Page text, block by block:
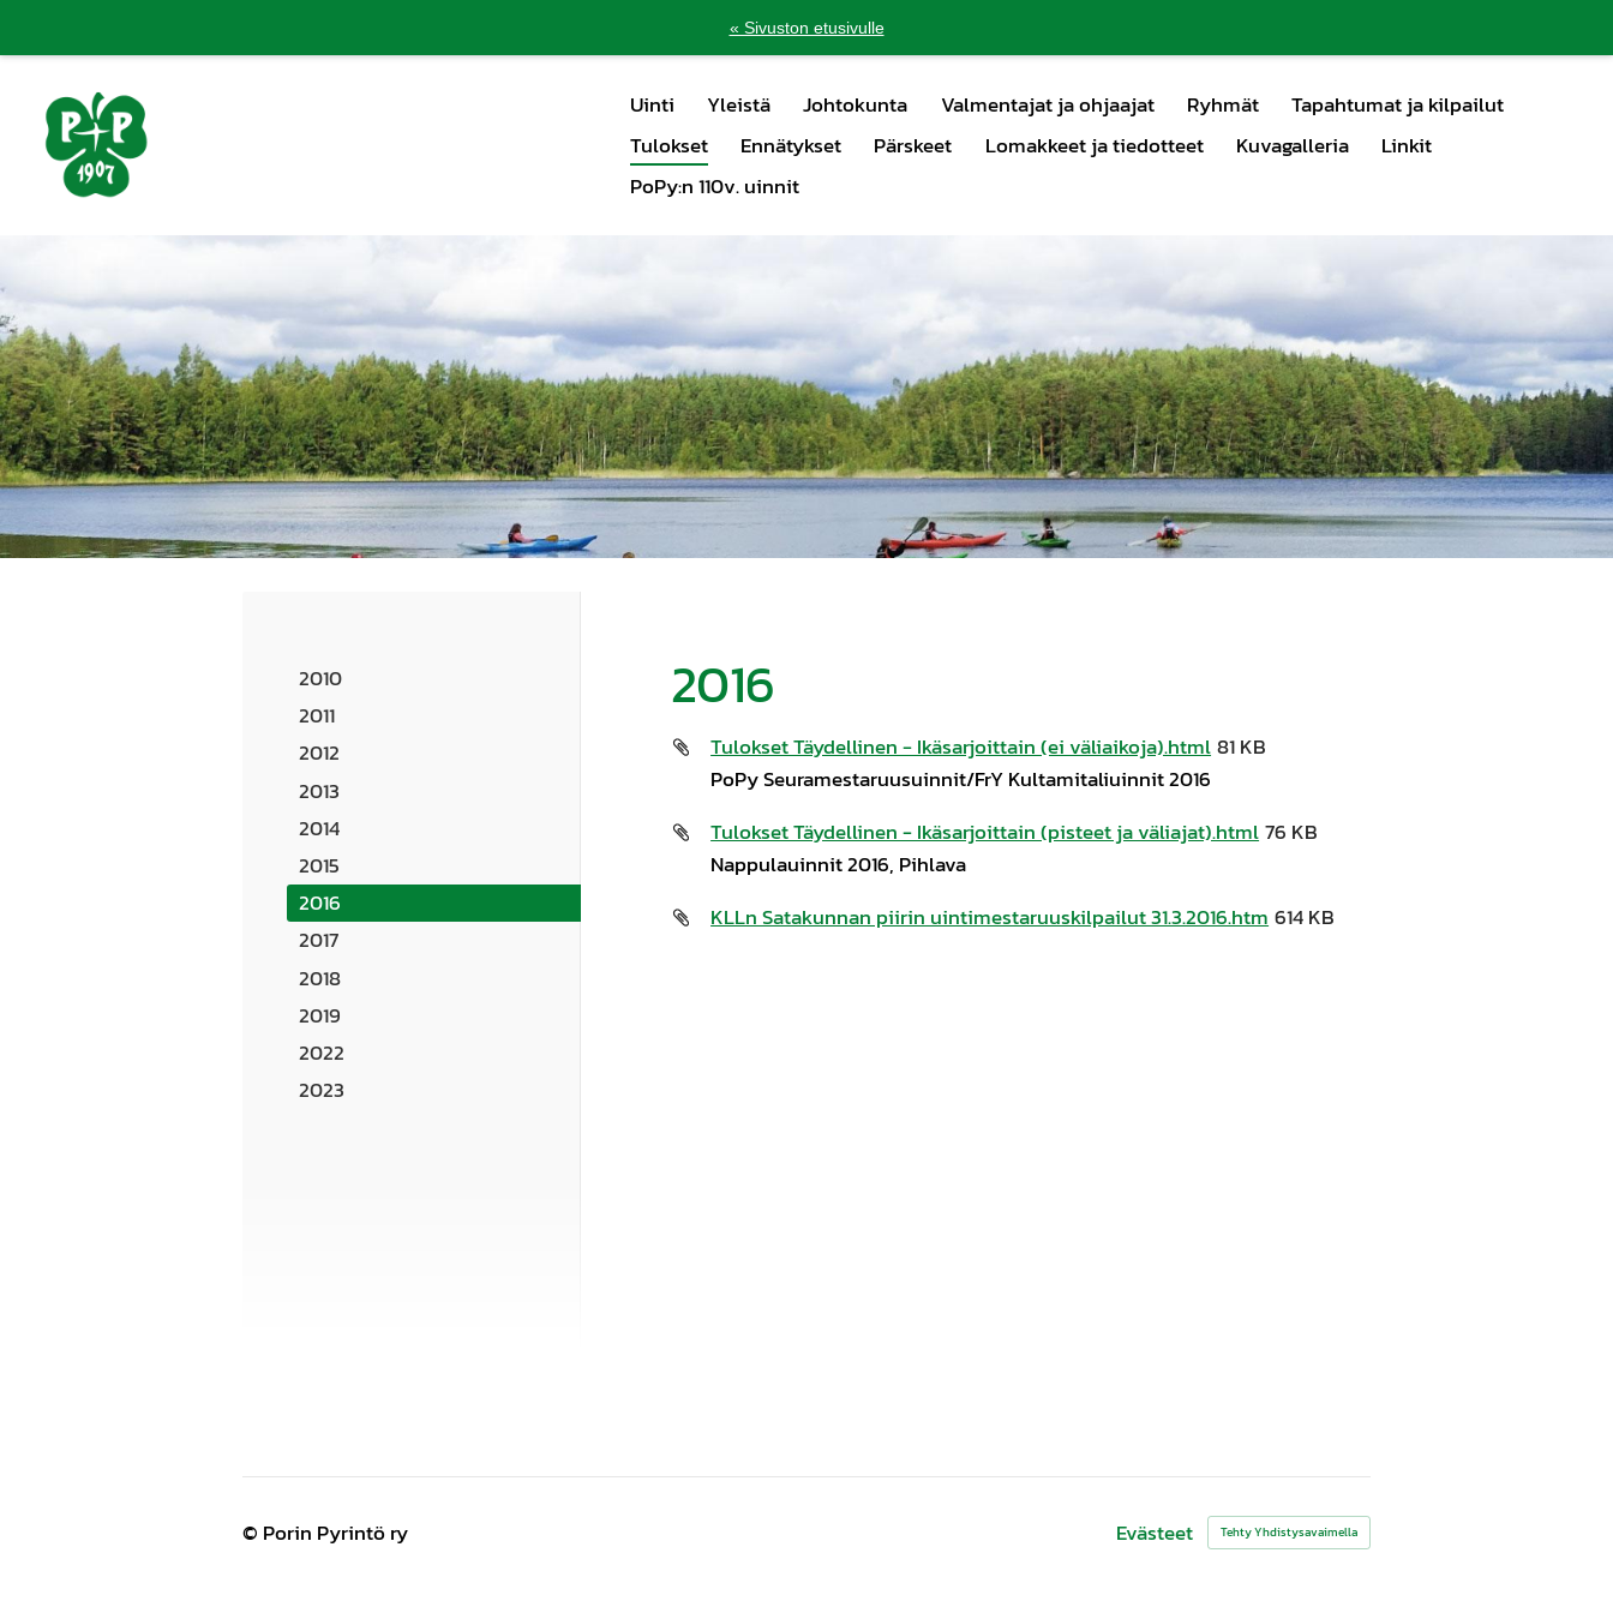
sivun
sisältöön
« Sivuston etusivulle
Porin Pyrintö ry
Uinti Yleistä Johtokunta Valmentajat ja ohjaajat Ryhmät
Tapahtumat ja kilpailut
Tulokset
Ennätykset Pärskeet Lomakkeet ja tiedotteet Kuvagalleria
Linkit
PoPy:n 110v. uinnit
2010
2011
2012
2013
2014
2015
2016
2017
2018
2019
2022
2023
2016
Tulokset Täydellinen - Ikäsarjoittain (ei väliaikoja).html81 KB
PoPy Seuramestaruusuinnit/FrY Kultamitaliuinnit 2016
Tulokset Täydellinen - Ikäsarjoittain (pisteet ja väliajat).html76 KB
Nappulauinnit 2016, Pihlava
KLLn Satakunnan piirin uintimestaruuskilpailut 31.3.2016.htm 614 KB
© Porin Pyrintö ry Evästeet Tehty Yhdistysavaimella